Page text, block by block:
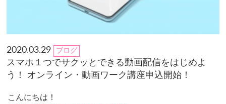
2020.03.29 ブログ
スマホ１つでサクッとできる動画配信をはじめよ
う！ オンライン・動画ワーク講座申込開始！
こんにちは！